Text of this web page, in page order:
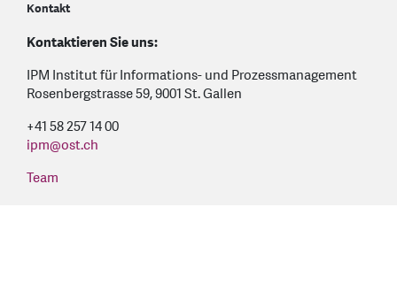
Kontakt
Kontaktieren Sie uns:
IPM Institut für Informations- und Prozessmanagement
Rosenbergstrasse 59, 9001 St. Gallen
+41 58 257 14 00
ipm@ost.ch
Team